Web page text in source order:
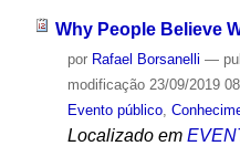
Why People Believe
por Rafael Borsanelli —
modificação23/09/2019
Evento público,
Localizado em